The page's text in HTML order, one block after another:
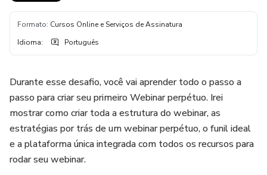
Formato: Cursos Online e Serviços de Assinatura
Idioma: Português
Durante esse desafio, você vai aprender todo o passo a
passo para criar seu primeiro Webinar perpétuo. Irei
mostrar como criar toda a estrutura do webinar, as
estratégias por trás de um webinar perpétuo, o funil ideal
e a plataforma única integrada com todos os recursos para
rodar seu webinar.